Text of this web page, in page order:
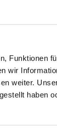
Funktionen
wir
weiter.
haben